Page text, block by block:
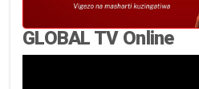
GLOBAL TV Online